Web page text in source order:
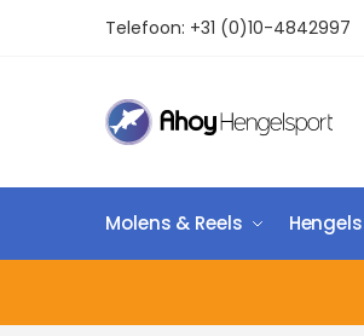
Telefoon: +31 (0)10-4842997
Molens & Reels Hengels